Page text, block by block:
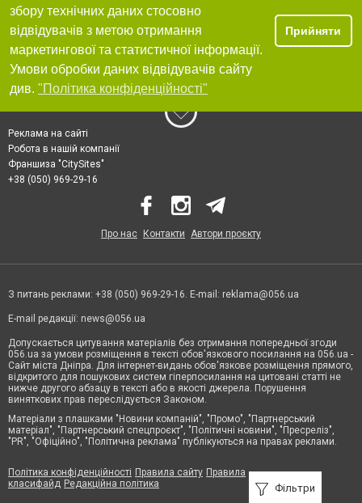
Фільтри
збору технічних даних стосовно
відвідувачів з метою отримання
маркетингової та статистичної інформації.
Умови обробки даних відвідувачів сайту
див. "Політика конфіденційності"
Прийняти
Реклама на сайті
Робота в нашій компанії
Франшиза "CitySites"
+38 (050) 969-29-16
Про нас Контакти Автори проєкту
З питань реклами: +38 (050) 969-29-16. E-mail: reklama@056.ua
E-mail редакції: news@056.ua
Допускається цитування матеріалів без отримання попередньої згоди
056.ua за умови розміщення в тексті обов'язкового посилання на 056.ua -
Сайт міста Дніпра. Для інтернет-видань обов'язкове розміщення прямого,
відкритого для пошукових систем гіперпосилання на цитовані статті не
нижче другого абзацу в тексті або в якості джерела. Порушення
виняткових прав переслідується Законом.
Матеріали з плашками "Новини компаній", "Промо", "Партнерський
матеріал", "Партнерський спецпроєкт", "Політичні новини", "Пресреліз",
"PR", "Офіційно", "Політична реклама" публікуються на правах реклами.
Політика конфіденційності Правила сайту Правила
класифайд Редакційна політика